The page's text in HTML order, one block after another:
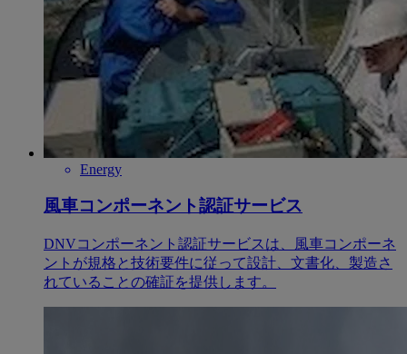
Energy
風車コンポーネント認証サービス
DNVコンポーネント認証サービスは、風車コンポーネ
ントが規格と技術要件に従って設計、文書化、製造さ
れていることの確証を提供します。